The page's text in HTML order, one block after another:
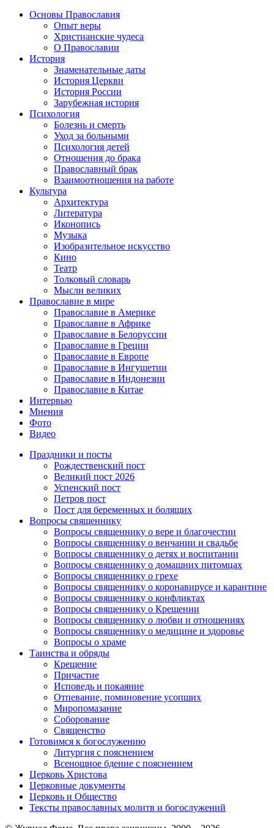
Основы Православия
Опыт веры
Христианские чудеса
О Православии
История
Знаменательные даты
История Церкви
История России
Зарубежная история
Психология
Болезнь и смерть
Уход за больными
Психология детей
Отношения до брака
Православный брак
Взаимоотношения на работе
Культура
Архитектура
Литература
Иконопись
Музыка
Изобразительное искусство
Кино
Театр
Толковый словарь
Мысли великих
Православие в мире
Православие в Америке
Православие в Африке
Православие в Белоруссии
Православие в Греции
Православие в Европе
Православие в Ингушетии
Православие в Индонезии
Православие в Китае
Интервью
Мнения
Фото
Видео
Праздники и посты
Рождественский пост
Великий пост 2026
Успенский пост
Петров пост
Пост для беременных и болящих
Вопросы священнику
Вопросы священнику о вере и благочестии
Вопросы священнику о венчании и свадьбе
Вопросы священнику о детях и воспитании
Вопросы священнику о домашних питомцах
Вопросы священнику о грехе
Вопросы священнику о коронавирусе и карантине
Вопросы священнику о конфликтах
Вопросы священнику о Крещении
Вопросы священнику о любви и отношениях
Вопросы священнику о медицине и здоровье
Вопросы о храме
Таинства и обряды
Крещение
Причастие
Исповедь и покаяние
Отпевание, поминовение усопших
Миропомазание
Соборование
Священство
Готовимся к богослужению
Литургия с пояснением
Всенощное бдение с пояснением
Церковь Христова
Церковные документы
Церковь и Общество
Тексты православных молитв и богослужений